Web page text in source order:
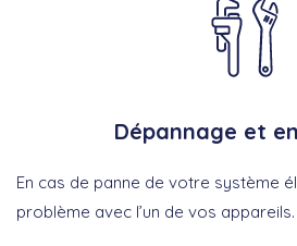
Dépannage et
En cas de panne de votre système
problème avec l’un de vos appareils.